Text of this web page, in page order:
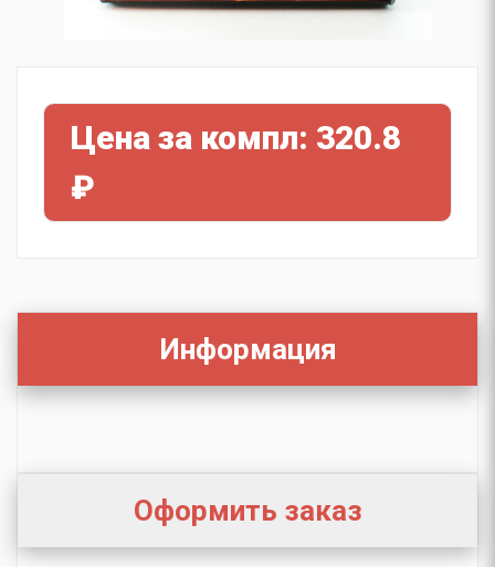
Цена за компл: 320.8
₽
Информация
Оформить заказ